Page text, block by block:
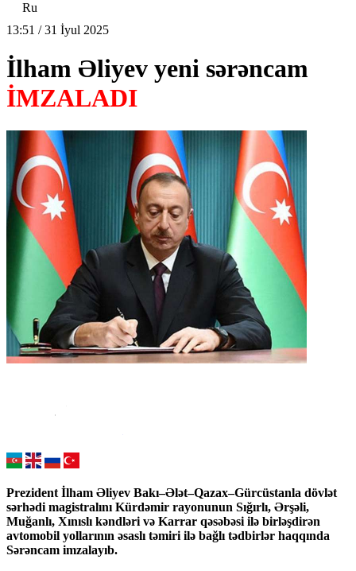
Ru
13:51 / 31 İyul 2025
İlham Əliyev yeni sərəncam
İMZALADI
Prezident İlham Əliyev Bakı–Ələt–Qazax–Gürcüstanla dövlət
sərhədi magistralını Kürdəmir rayonunun Sığırlı, Ərşəli,
Muğanlı, Xınıslı kəndləri və Karrar qəsəbəsi ilə birləşdirən
avtomobil yollarının əsaslı təmiri ilə bağlı tədbirlər haqqında
Sərəncam imzalayıb.